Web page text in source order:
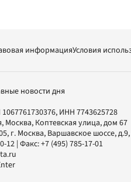
информацияУсловия
новости дня
ИНН 7743625728
Москва, Коптевская улица, дом 67
, г. Москва, Варшавское шоссе, д.9,
12 | Факс:+7 (495) 785-17-01